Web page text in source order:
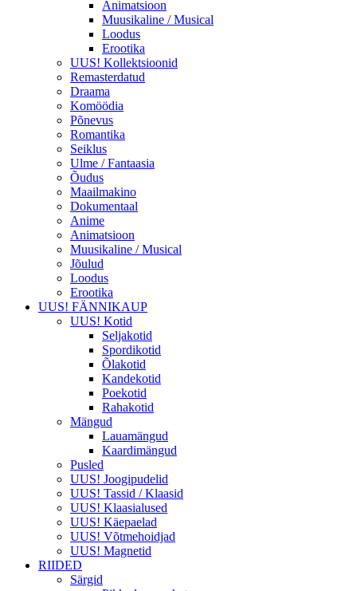
Animatsioon
Muusikaline / Musical
Loodus
Erootika
UUS! Kollektsioonid
Remasterdatud
Draama
Komöödia
Põnevus
Romantika
Seiklus
Ulme / Fantaasia
Õudus
Maailmakino
Dokumentaal
Anime
Animatsioon
Muusikaline / Musical
Jõulud
Loodus
Erootika
UUS! FÄNNIKAUP
UUS! Kotid
Seljakotid
Spordikotid
Õlakotid
Kandekotid
Poekotid
Rahakotid
Mängud
Lauamängud
Kaardimängud
Pusled
UUS! Joogipudelid
UUS! Tassid / Klaasid
UUS! Klaasialused
UUS! Käepaelad
UUS! Võtmehoidjad
UUS! Magnetid
RIIDED
Särgid